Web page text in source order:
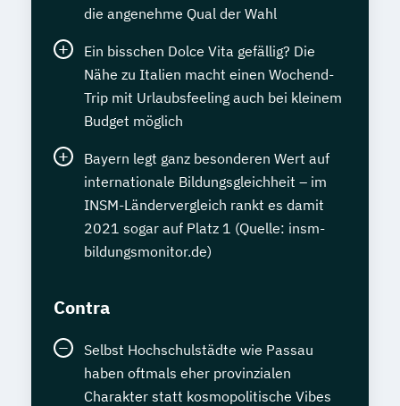
die angenehme Qual der Wahl
Ein bisschen Dolce Vita gefällig? Die
Nähe zu Italien macht einen Wochend-
Trip mit Urlaubsfeeling auch bei kleinem
Budget möglich
Bayern legt ganz besonderen Wert auf
internationale Bildungsgleichheit – im
INSM-Ländervergleich rankt es damit
2021 sogar auf Platz 1 (Quelle: insm-
bildungsmonitor.de)
Contra
Selbst Hochschulstädte wie Passau
haben oftmals eher provinzialen
Charakter statt kosmopolitische Vibes